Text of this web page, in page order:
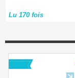
Lu 170 fois